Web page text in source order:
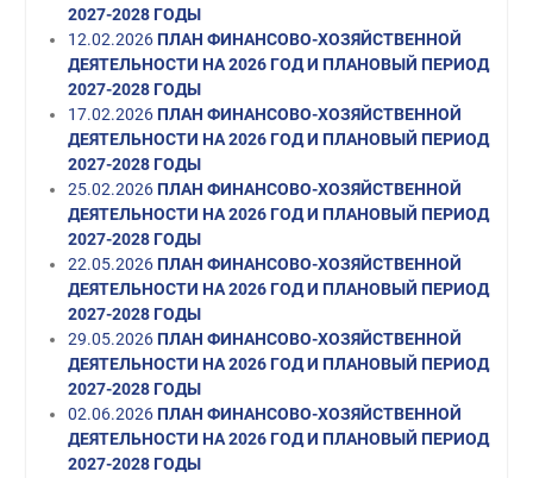
2027-2028 ГОДЫ
12.02.2026 ПЛАН ФИНАНСОВО-ХОЗЯЙСТВЕННОЙ
ДЕЯТЕЛЬНОСТИ НА 2026 ГОД И ПЛАНОВЫЙ ПЕРИОД
2027-2028 ГОДЫ
17.02.2026 ПЛАН ФИНАНСОВО-ХОЗЯЙСТВЕННОЙ
ДЕЯТЕЛЬНОСТИ НА 2026 ГОД И ПЛАНОВЫЙ ПЕРИОД
2027-2028 ГОДЫ
25.02.2026 ПЛАН ФИНАНСОВО-ХОЗЯЙСТВЕННОЙ
ДЕЯТЕЛЬНОСТИ НА 2026 ГОД И ПЛАНОВЫЙ ПЕРИОД
2027-2028 ГОДЫ
22.05.2026 ПЛАН ФИНАНСОВО-ХОЗЯЙСТВЕННОЙ
ДЕЯТЕЛЬНОСТИ НА 2026 ГОД И ПЛАНОВЫЙ ПЕРИОД
2027-2028 ГОДЫ
29.05.2026 ПЛАН ФИНАНСОВО-ХОЗЯЙСТВЕННОЙ
ДЕЯТЕЛЬНОСТИ НА 2026 ГОД И ПЛАНОВЫЙ ПЕРИОД
2027-2028 ГОДЫ
02.06.2026 ПЛАН ФИНАНСОВО-ХОЗЯЙСТВЕННОЙ
ДЕЯТЕЛЬНОСТИ НА 2026 ГОД И ПЛАНОВЫЙ ПЕРИОД
2027-2028 ГОДЫ